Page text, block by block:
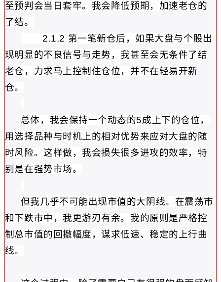
至预判会当日套牢。 我会降低预期，加速老仓的
了结。
2.1.2 第一笔新仓后，如果大盘与个股出
现明显的不良信号与走势，我甚至会无条件了结
老仓，力求马上控制住仓位，并不在轻易开新
仓。
总体，我会保持一个动态的5成上下的仓位，
用选择品种与时机上的相对优势来应对大盘的随
时风险。 这样做，我会损失很多进攻的效率，特
别是在强势市场。
但我几乎不可能出现市值的大阴线。 在震荡市
和下跌市中，我更游刃有余。 我的原则是严格控
制总市值的回撤幅度，谋求低速、稳定的上行曲
线。